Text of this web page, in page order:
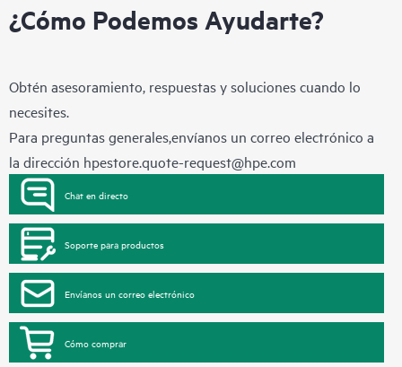
¿Cómo Podemos Ayudarte?
Obtén asesoramiento, respuestas y soluciones cuando lo
necesites.
Para preguntas generales,envíanos un correo electrónico a
la dirección hpestore.quote-request@hpe.com
Chat en directo
Soporte para productos
Envíanos un correo electrónico
Cómo comprar